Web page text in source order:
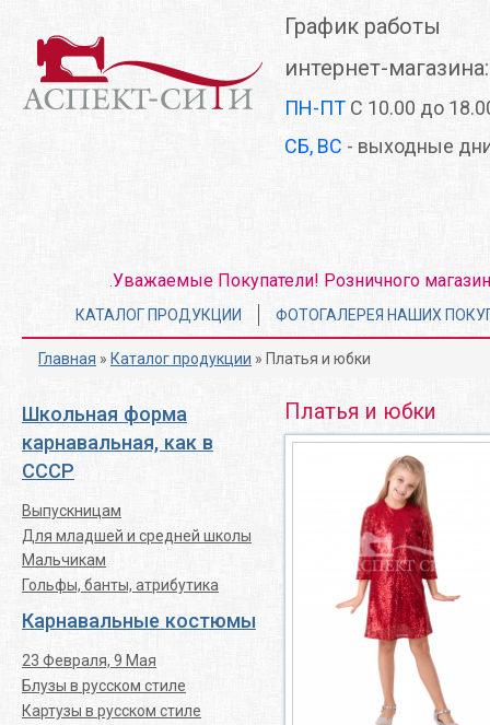
основному
содержанию
График работы
интернет-магазина:
ПН-ПТ С 10.00 до
СБ, ВС - выходные
Уважаемые Покупатели! Розничного
Главное
меню
КАТАЛОГ ПРОДУКЦИИ ФОТОГАЛЕРЕЯ НАШИХ
Главная » Каталог продукции » Платья и юбки
Школьная форма
карнавальная, как в
СССР
Выпускницам
Для младшей и средней школы
Мальчикам
Гольфы, банты, атрибутика
Карнавальные костюмы
23 Февраля, 9 Мая
Блузы в русском стиле
Картузы в русском стиле
Платья и юбки